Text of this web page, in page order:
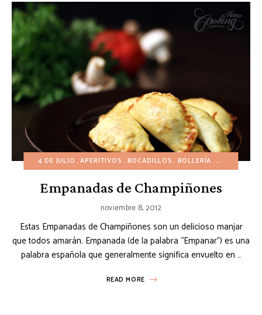
4 DE JULIO APERITIVOS BOCADILLOS BOLLERÍA
Empanadas de Champiñones
noviembre 8, 2012
Estas Empanadas de Champiñones son un delicioso manjar
que todos amarán. Empanada (de la palabra “Empanar”) es una
palabra española que generalmente significa envuelto en …
READ MORE